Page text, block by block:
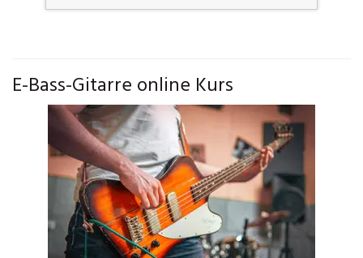
E-Bass-Gitarre online Kurs